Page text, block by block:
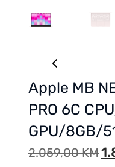
Apple MB
PRO 6C
GPU/8GB/
2.059,00KM